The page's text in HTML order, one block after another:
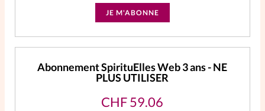
JE M'ABONNE
Abonnement SpirituElles Web 3 ans - NE
PLUS UTILISER
CHF59.06